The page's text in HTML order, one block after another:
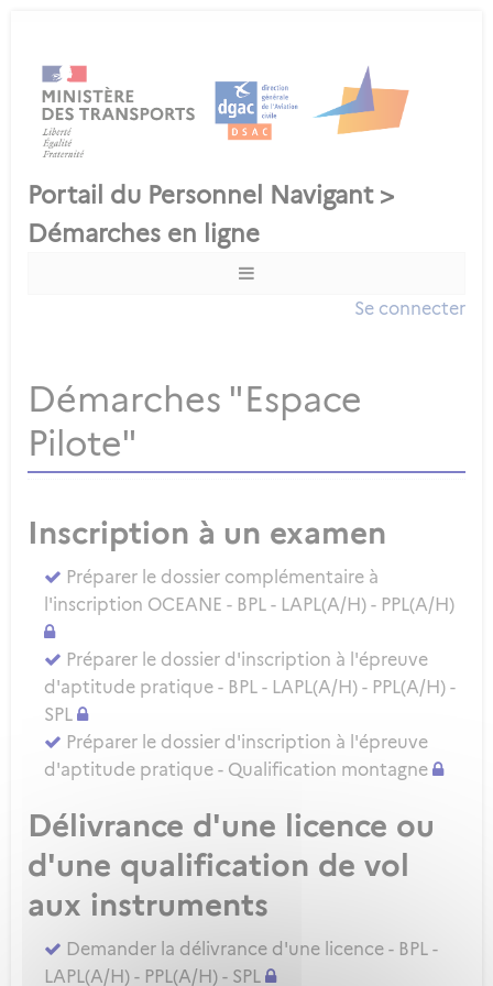
Se connecter
Démarches "Espace
Pilote"
Inscription à un examen
Préparer le dossier complémentaire à
l'inscription OCEANE - BPL - LAPL(A/H) - PPL(A/H)
Préparer le dossier d'inscription à l'épreuve
d'aptitude pratique - BPL - LAPL(A/H) - PPL(A/H) -
SPL
Préparer le dossier d'inscription à l'épreuve
d'aptitude pratique - Qualification montagne
Délivrance d'une licence ou
d'une qualification de vol
aux instruments
Demander la délivrance d'une licence - BPL -
LAPL(A/H) - PPL(A/H) - SPL